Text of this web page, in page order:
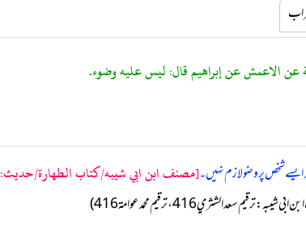
شخص پر وضو لازم نہیں۔[مصنف ابن ابي شيبه/كتاب الطهارة/حدیث: 416]
ترقيم سعد الشثري 416، ترقيم محمد عوامة 416)